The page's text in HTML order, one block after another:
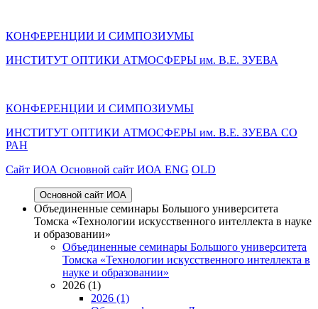
КОНФЕРЕНЦИИ И СИМПОЗИУМЫ
ИНСТИТУТ ОПТИКИ АТМОСФЕРЫ им. В.Е. ЗУЕВА
КОНФЕРЕНЦИИ И СИМПОЗИУМЫ
ИНСТИТУТ ОПТИКИ АТМОСФЕРЫ им. В.Е. ЗУЕВА СО
РАН
Cайт ИОА Основной сайт ИОА ENG OLD
Основной сайт ИОА
Объединенные семинары Большого университета
Томска «Технологии искусственного интеллекта в науке
и образовании»
Объединенные семинары Большого университета
Томска «Технологии искусственного интеллекта в
науке и образовании»
2026 (1)
2026 (1)